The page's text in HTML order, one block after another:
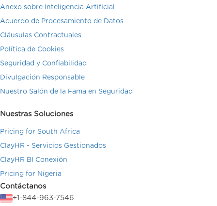
Anexo sobre Inteligencia Artificial
Acuerdo de Procesamiento de Datos
Cláusulas Contractuales
Política de Cookies
Seguridad y Confiabilidad
Divulgación Responsable
Nuestro Salón de la Fama en Seguridad
Nuestras Soluciones
Pricing for South Africa
ClayHR - Servicios Gestionados
ClayHR BI Conexión
Pricing for Nigeria
Contáctanos
+1-844-963-7546